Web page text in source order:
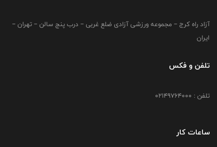
آزاد راه کرج – مجموعه ورزشی آزادی ضلع غربی – درب پنج سالن – تهران –
ایران
تلفن و فکس
تلفن : 02149764000
ساعات کار